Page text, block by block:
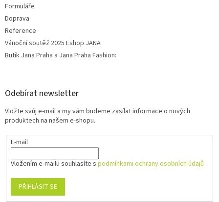
Formuláře
Doprava
Reference
Vánoční soutěž 2025 Eshop JANA
Butik Jana Praha a Jana Praha Fashion:
Odebírat newsletter
Vložte svůj e-mail a my vám budeme zasílat informace o nových
produktech na našem e-shopu.
E-mail
Vložením e-mailu souhlasíte s podmínkami ochrany osobních údajů
PŘIHLÁSIT SE